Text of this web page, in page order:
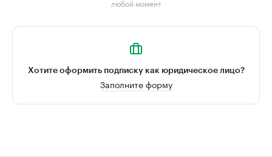
любой момент
Хотите оформить подписку как юридическое лицо?
Заполните форму